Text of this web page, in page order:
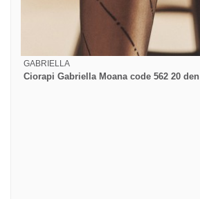
GABRIELLA
Ciorapi Gabriella Moana code 562 20 den